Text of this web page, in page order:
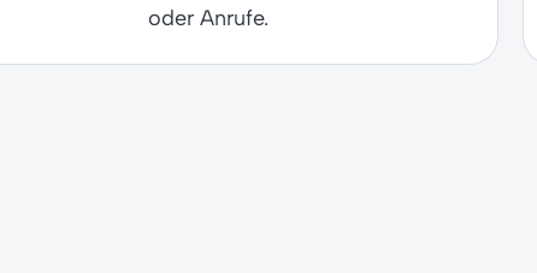
oder Anrufe.